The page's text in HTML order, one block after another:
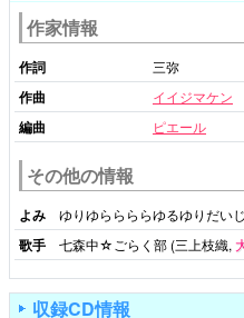
作家情報
作詞 三弥
作曲 イイジマケン
編曲 ピエール
その他の情報
よみ ゆりゆららららゆるゆりだい
歌手 七森中☆ごらく部 (三上枝織,
収録CD情報